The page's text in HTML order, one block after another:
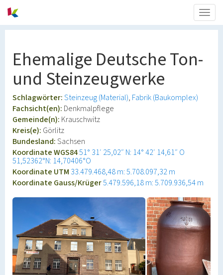
Ehemalige Deutsche Ton-
und Steinzeugwerke
Schlagwörter:Steinzeug (Material) Fabrik (Baukomplex)
Fachsicht(en): Denkmalpflege
Gemeinde(n): Krauschwitz
Kreis(e): Görlitz
Bundesland:Sachsen
Koordinate WGS8451° 31′ 25,02″ N: 14° 42′ 14,61″ O
51,52362°N: 14,70406°O
Koordinate UTM 33.479.468,48 m: 5.708.097,32 m
Koordinate Gauss/Krüger5.479.596,18 m: 5.709.936,54 m